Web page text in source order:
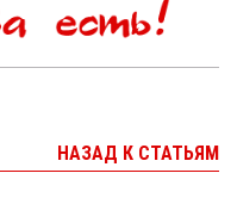
НАЗАД К СТАТЬЯМ